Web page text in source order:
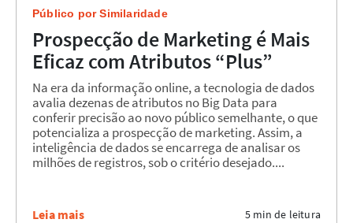
Público por Similaridade
Prospecção de Marketing é Mais
Eficaz com Atributos “Plus”
Na era da informação online, a tecnologia de dados
avalia dezenas de atributos no Big Data para
conferir precisão ao novo público semelhante, o que
potencializa a prospecção de marketing. Assim, a
inteligência de dados se encarrega de analisar os
milhões de registros, sob o critério desejado....
Leia mais 5 min de leitura